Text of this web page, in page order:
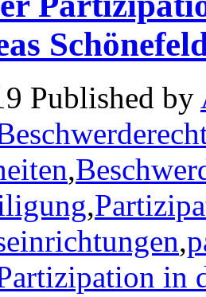
Published by
,
,
,
in